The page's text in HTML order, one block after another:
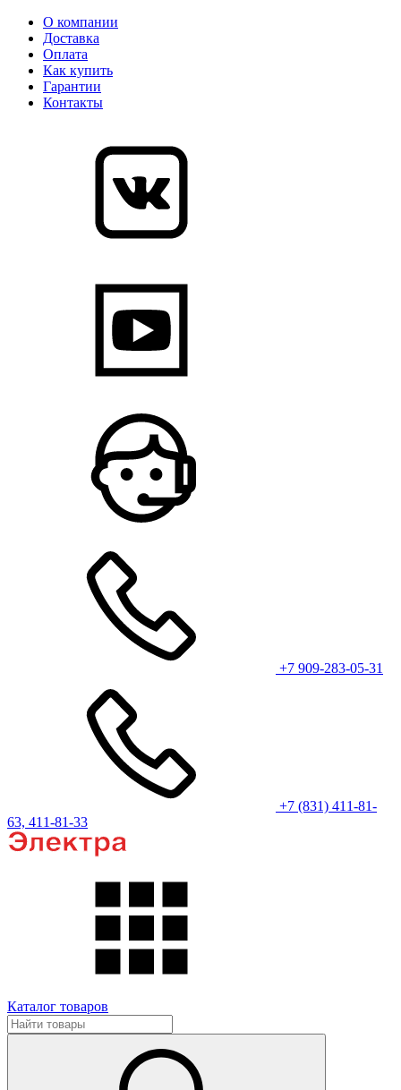
О компании
Доставка
Оплата
Как купить
Гарантии
Контакты
+7 909-283-05-31
+7 (831) 411-81-
63, 411-81-33
Каталог товаров